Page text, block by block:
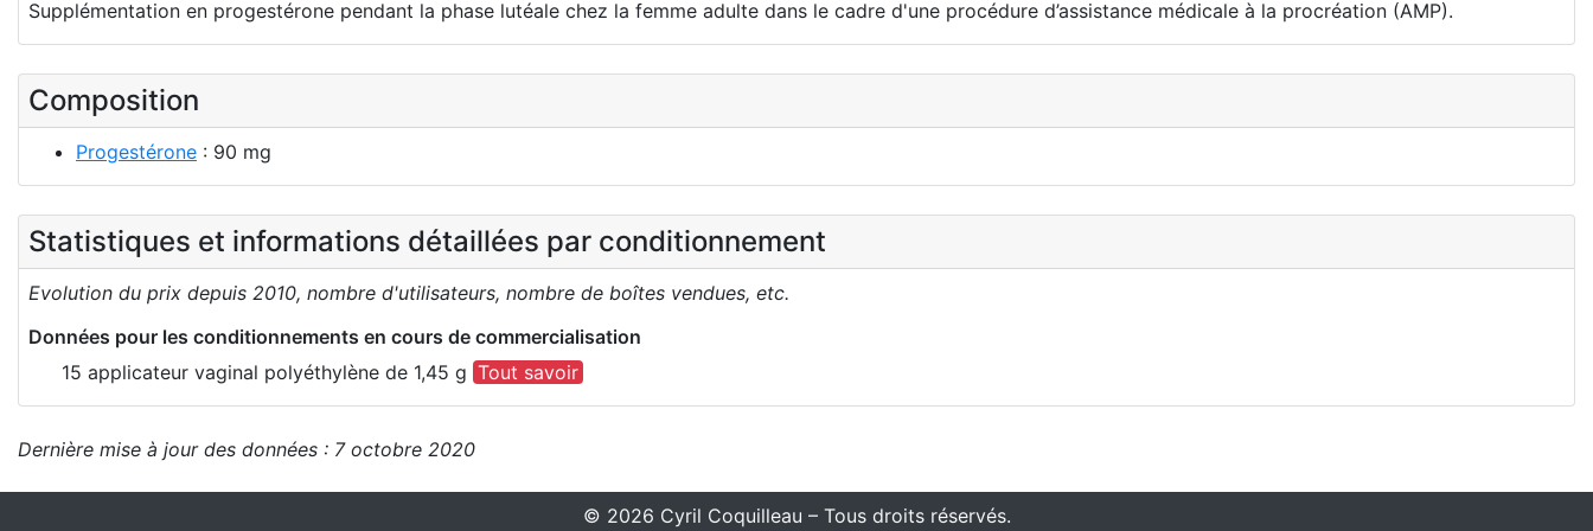
Supplémentation en progestérone pendant la phase lutéale chez la femme adulte dans le cadre d'une procédure d’assistance médicale à la procréation (AMP).
Composition
Progestérone : 90 mg
Statistiques et informations détaillées par conditionnement
Evolution du prix depuis 2010, nombre d'utilisateurs, nombre de boîtes vendues, etc.
Données pour les conditionnements en cours de commercialisation
15 applicateur vaginal polyéthylène de 1,45 g Tout savoir
Dernière mise à jour des données : 7 octobre 2020
© 2026 Cyril Coquilleau – Tous droits réservés.